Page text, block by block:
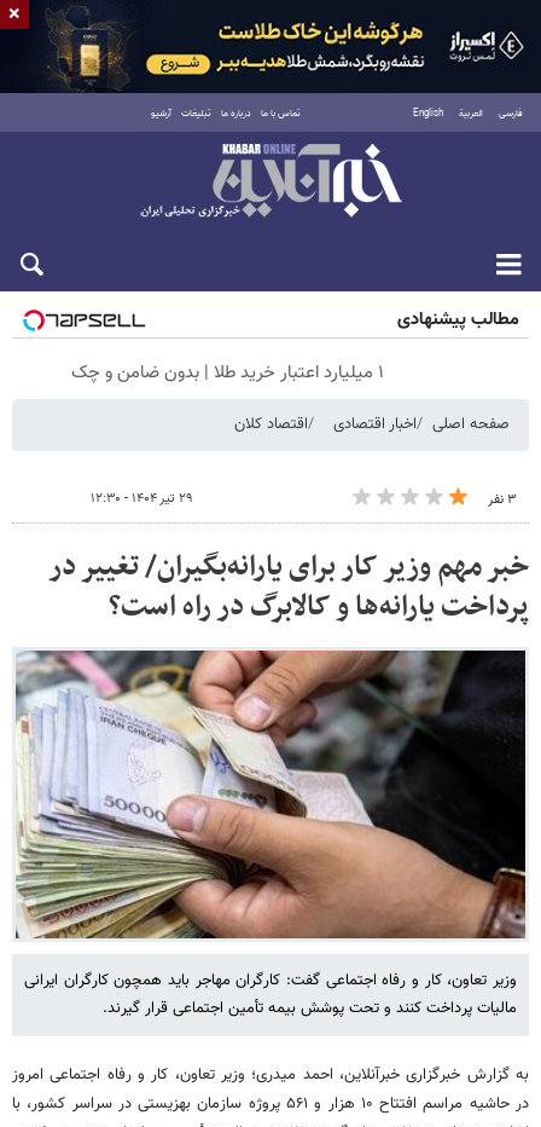
فارسی العربية English تماس با ما درباره ما تبلیغات آرشیو
شنبه ۱۷ مرداد ۱۴۰۵
مطالب پیشنهادی
۱ میلیارد اعتبار خرید طلا | بدون ضامن و چک
صفحه اصلی اخبار اقتصادی اقتصاد کلان
۳ نفر ۲۹ تیر ۱۴۰۴ - ۱۲:۳۰
خبر مهم وزیر کار برای یارانه‌بگیران/ تغییر در
پرداخت یارانه‌ها و کالابرگ در راه است؟
وزیر تعاون، کار و رفاه اجتماعی گفت: کارگران مهاجر باید همچون کارگران ایرانی
مالیات پرداخت کنند و تحت پوشش بیمه تأمین اجتماعی قرار گیرند.
به گزارش خبرگزاری خبرآنلاین، احمد میدری؛ وزیر تعاون، کار و رفاه اجتماعی امروز
در حاشیه مراسم افتتاح ۱۰ هزار و ۵۶۱ پروژه سازمان بهزیستی در سراسر کشور، با
×